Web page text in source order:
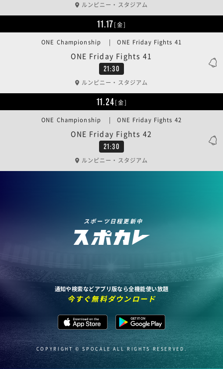
ルンピニー・スタジアム
11.17[金]
21:30
ONE Friday Fights 41
ONE Championship | ONE Friday Fights 41
ルンピニー・スタジアム
11.24[金]
21:30
ONE Friday Fights 42
ONE Championship | ONE Friday Fights 42
ルンピニー・スタジアム
スポーツ日程更新中
通知や検索などアプリ版なら全機能使い放題
今すぐ無料ダウンロード
COPYRIGHT © SPOCALE ALL RIGHTS RESERVED.